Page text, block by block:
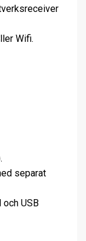
Wifi.
separat
USB